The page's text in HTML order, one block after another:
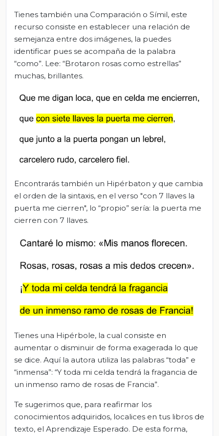
Tienes también una Comparación o Símil, este
recurso consiste en establecer una relación de
semejanza entre dos imágenes, la puedes
identificar pues se acompaña de la palabra
“como”. Lee: “Brotaron rosas como estrellas”
muchas, brillantes.
Encontrarás también un Hipérbaton y que cambia
el orden de la sintaxis, en el verso "con 7 llaves la
puerta me cierren", lo “propio” sería: la puerta me
cierren con 7 llaves.
Tienes una Hipérbole, la cual consiste en
aumentar o disminuir de forma exagerada lo que
se dice. Aquí la autora utiliza las palabras “toda” e
“inmensa”: “Y toda mi celda tendrá la fragancia de
un inmenso ramo de rosas de Francia”.
Te sugerimos que, para reafirmar los
conocimientos adquiridos, localices en tus libros de
texto, el Aprendizaje Esperado. De esta forma,